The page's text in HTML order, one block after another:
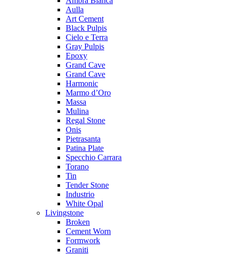
Aulla
Art Cement
Black Pulpis
Cielo e Terra
Gray Pulpis
Epoxy
Grand Cave
Grand Cave
Harmonic
Marmo d’Oro
Massa
Mulina
Regal Stone
Onis
Pietrasanta
Patina Plate
Specchio Carrara
Torano
Tin
Tender Stone
Industrio
White Opal
Livingstone
Broken
Cement Worn
Formwork
Graniti